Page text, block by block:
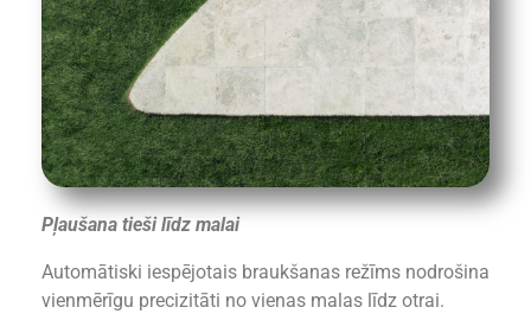
Pļaušana tieši līdz malai
Automātiski iespējotais braukšanas režīms nodrošina
vienmērīgu precizitāti no vienas malas līdz otrai.